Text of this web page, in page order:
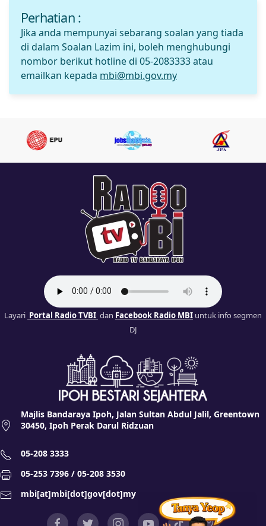
Perhatian :
Jika anda mempunyai sebarang soalan yang tiada
di dalam Soalan Lazim ini, boleh menghubungi
nombor berikut hotline di 05-2083333 atau
emailkan kepada mbi@mbi.gov.my
Layari Portal Radio TVBI dan Facebook Radio MBI untuk info segmen
DJ
Majlis Bandaraya Ipoh, Jalan Sultan Abdul Jalil, Greentown
30450, Ipoh Perak Darul Ridzuan
05-208 3333
05-253 7396 / 05-208 3530
mbi[at]mbi[dot]gov[dot]my